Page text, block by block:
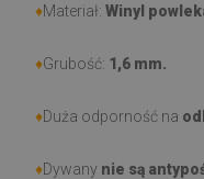
♦Materiał: Winyl
♦Grubość: 1,6 mm.
♦Duża odporność na
♦Dywany nie są